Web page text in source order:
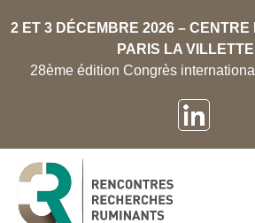
2 ET 3 DÉCEMBRE 2026 – CENTRE
PARIS LA VILLETTE
28ème édition Congrès